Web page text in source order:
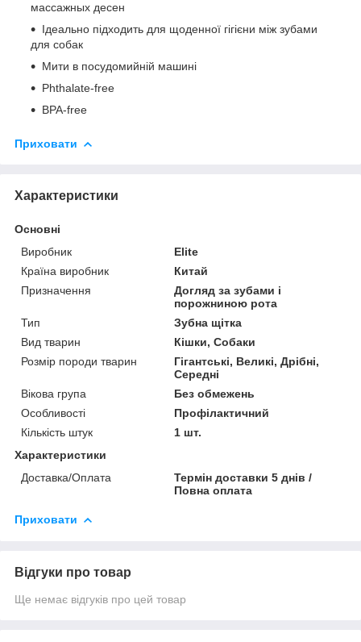
массажных десен
Ідеально підходить для щоденної гігієни між зубами
для собак
Мити в посудомийній машині
Phthalate-free
BPA-free
Приховати
Характеристики
Основні
Виробник
Elite
Країна виробник
Китай
Призначення
Догляд за зубами і
порожниною рота
Тип
Зубна щітка
Вид тварин
Кішки, Собаки
Розмір породи тварин
Гігантські, Великі, Дрібні,
Середні
Вікова група
Без обмежень
Особливості
Профілактичний
Кількість штук
1 шт.
Характеристики
Доставка/Оплата
Термін доставки 5 днів /
Повна оплата
Приховати
Відгуки про товар
Ще немає відгуків про цей товар